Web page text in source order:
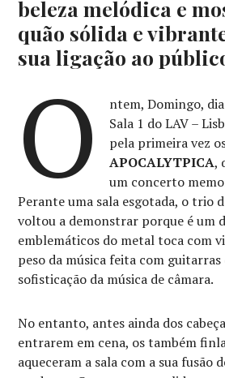
beleza melódica e
quão sólida e
sua ligação ao
O
ntem, Domingo,
Sala 1 do LAV –
pela primeira vez
APOCALYTPICA,
um concerto
Perante uma sala esgotada, o trio
voltou a demonstrar porque é um
emblemáticos do metal toca com
peso da música feita com
sofisticação da música de câmara.
No entanto, antes ainda dos
entrarem em cena, os também
aqueceram a sala com a sua fusão